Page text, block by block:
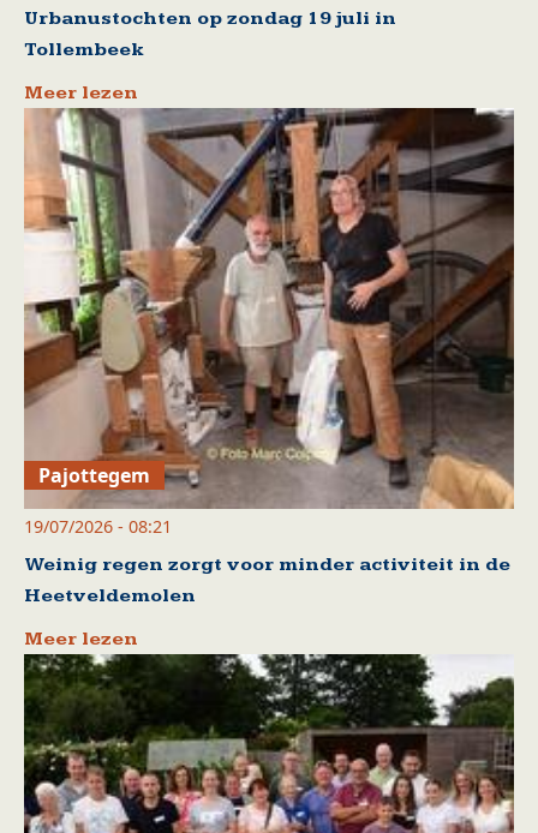
Urbanustochten op zondag 19 juli in
Tollembeek
Meer lezen
Pajottegem
19/07/2026 - 08:21
Weinig regen zorgt voor minder activiteit in de
Heetveldemolen
Meer lezen